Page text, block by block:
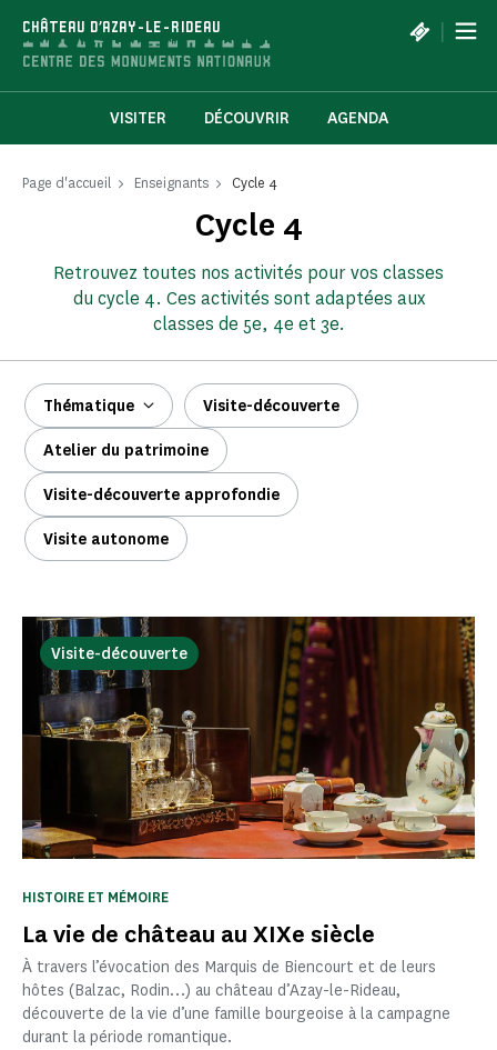
CHÂTEAU D'AZAY-LE-RIDEAU |
VISITER DÉCOUVRIR AGENDA
Page d'accueil Enseignants Cycle 4
Cycle 4
Retrouvez toutes nos activités pour vos classes
du cycle 4. Ces activités sont adaptées aux
classes de 5e, 4e et 3e.
Thématique Visite-découverte
Atelier du patrimoine
Visite-découverte approfondie
Visite autonome
Visite-découverte
La vie de château au XIXe siècle
HISTOIRE ET MÉMOIRE
À travers l’évocation des Marquis de Biencourt et de leurs
hôtes (Balzac, Rodin…) au château d’Azay-le-Rideau,
découverte de la vie d’une famille bourgeoise à la campagne
durant la période romantique.